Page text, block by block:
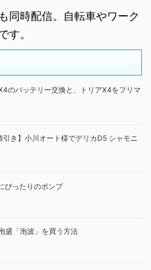
同時配信。自転車やワーク
す。
のバッテリー交換と、トリアX4をフリマ
引き】小川オート様でデリカD5 シャモニ
ぴったりのポンプ
盛「泡波」を買う方法